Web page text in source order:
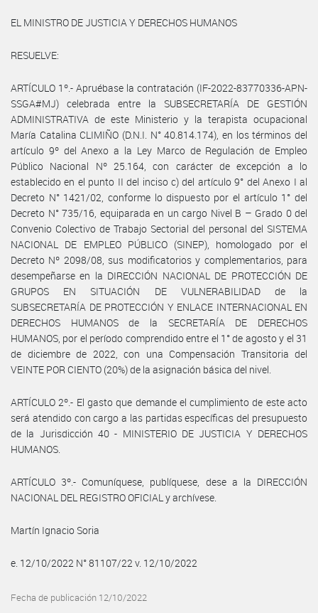
EL MINISTRO DE JUSTICIA Y DERECHOS HUMANOS
RESUELVE:
ARTÍCULO 1º.- Apruébase la contratación (IF-2022-83770336-APN-
SSGA#MJ) celebrada entre la SUBSECRETARÍA DE GESTIÓN
ADMINISTRATIVA de este Ministerio y la terapista ocupacional
María Catalina CLIMIÑO (D.N.I. N° 40.814.174), en los términos del
artículo 9º del Anexo a la Ley Marco de Regulación de Empleo
Público Nacional Nº 25.164, con carácter de excepción a lo
establecido en el punto II del inciso c) del artículo 9° del Anexo I al
Decreto N° 1421/02, conforme lo dispuesto por el artículo 1° del
Decreto N° 735/16, equiparada en un cargo Nivel B – Grado 0 del
Convenio Colectivo de Trabajo Sectorial del personal del SISTEMA
NACIONAL DE EMPLEO PÚBLICO (SINEP), homologado por el
Decreto Nº 2098/08, sus modificatorios y complementarios, para
desempeñarse en la DIRECCIÓN NACIONAL DE PROTECCIÓN DE
GRUPOS EN SITUACIÓN DE VULNERABILIDAD de la
SUBSECRETARÍA DE PROTECCIÓN Y ENLACE INTERNACIONAL EN
DERECHOS HUMANOS de la SECRETARÍA DE DERECHOS
HUMANOS, por el período comprendido entre el 1° de agosto y el 31
de diciembre de 2022, con una Compensación Transitoria del
VEINTE POR CIENTO (20%) de la asignación básica del nivel.
ARTÍCULO 2º.- El gasto que demande el cumplimiento de este acto
será atendido con cargo a las partidas específicas del presupuesto
de la Jurisdicción 40 - MINISTERIO DE JUSTICIA Y DERECHOS
HUMANOS.
ARTÍCULO 3º.- Comuníquese, publíquese, dese a la DIRECCIÓN
NACIONAL DEL REGISTRO OFICIAL y archívese.
Martín Ignacio Soria
e. 12/10/2022 N° 81107/22 v. 12/10/2022
Fecha de publicación 12/10/2022